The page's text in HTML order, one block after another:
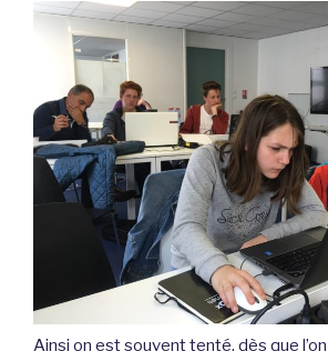
Ainsi on est souvent tenté, dès que